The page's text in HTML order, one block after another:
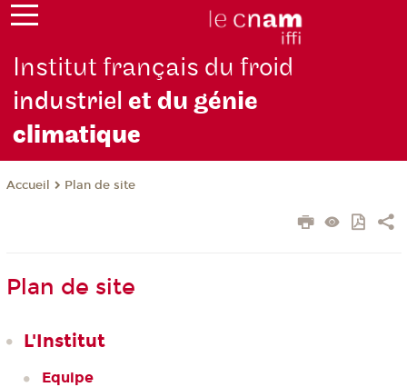
Institut français du froid
industrielet du génie
climatique
Accueil Plan de site
Plan de site
L'Institut
Equipe